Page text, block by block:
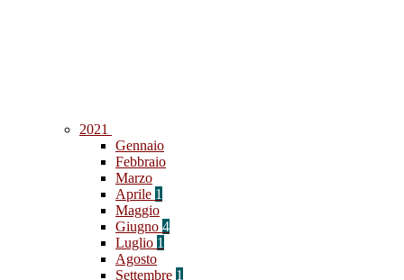
2021
Gennaio
Febbraio
Marzo
Aprile 1
Maggio
Giugno 4
Luglio 1
Agosto
Settembre 1